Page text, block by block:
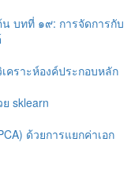
น บทที่ ๑๙: การจัดการกับ
คราะห์องค์ประกอบหลัก
sklearn
ด้วยการแยกค่าเอก